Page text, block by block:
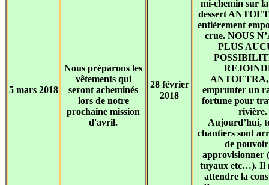
5 mars 2018
Nous préparons les
vêtements qui
seront acheminés
lors de notre
prochaine mission
d'avril.
28 février
2018
mi-chemin sur
dessert
entièrement
crue. NOUS
PLUS
ANTOETRA,
emprunter un
fortune pour
rivière.
Aujourd’hui,
chantiers sont
de pouvoir
approvisionner
tuyaux etc…). Il
attendre la